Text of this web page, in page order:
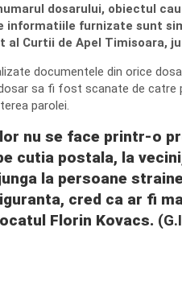
dosarului, obiectul
informatiile furnizate sunt
Curtii de Apel Timisoara,
documentele din orice
sa fi fost scanate de catre
parolei.
nu se face printr-o
cutia postala, la
la persoane
cred ca ar fi
Florin Kovacs.